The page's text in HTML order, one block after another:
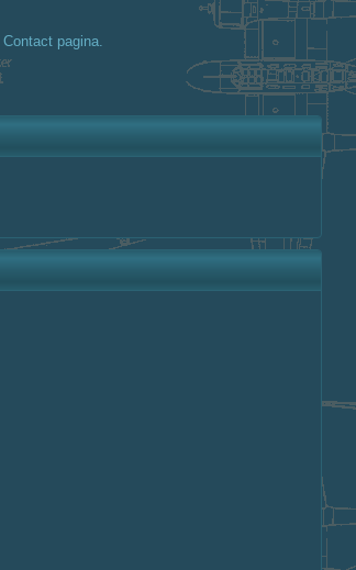
Contact pagina.